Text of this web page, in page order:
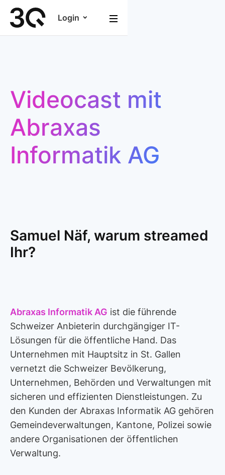
Login
Videocast mit
Abraxas
Informatik AG
Samuel Näf, warum streamed
Ihr?
Abraxas Informatik AG ist die führende
Schweizer Anbieterin durchgängiger IT-
Lösungen für die öffentliche Hand. Das
Unternehmen mit Hauptsitz in St. Gallen
vernetzt die Schweizer Bevölkerung,
Unternehmen, Behörden und Verwaltungen mit
sicheren und effizienten Dienstleistungen. Zu
den Kunden der Abraxas Informatik AG gehören
Gemeindeverwaltungen, Kantone, Polizei sowie
andere Organisationen der öffentlichen
Verwaltung.